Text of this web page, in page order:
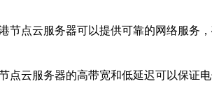
点云服务器可以提供可靠的网络服务
云服务器的高带宽和低延迟可以保证